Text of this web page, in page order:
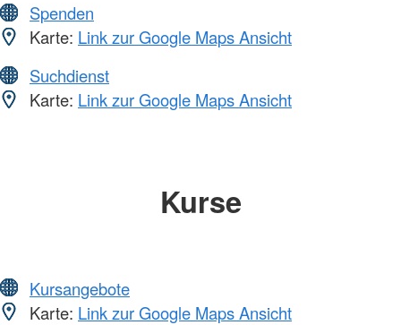
Spenden
Karte: Link zur Google Maps Ansicht
Suchdienst
Karte: Link zur Google Maps Ansicht
Kurse
Kursangebote
Karte: Link zur Google Maps Ansicht